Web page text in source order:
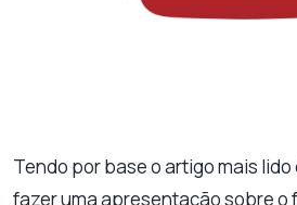
Tendo por base o artigo mais
fazer uma apresentação sobre o